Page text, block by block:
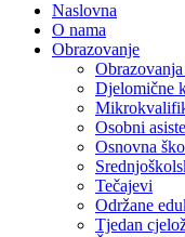
Naslovna
O nama
Obrazovanje
Djelomične
Osobni
Osnovna
Tečajevi
Održane
Tjedan